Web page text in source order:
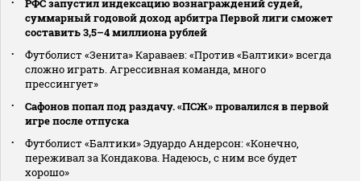
РФС запустил индексацию вознаграждений судей,
суммарный годовой доход арбитра Первой лиги сможет
составить 3,5–4 миллиона рублей
Футболист «Зенита» Караваев: «Против «Балтики» всегда
сложно играть. Агрессивная команда, много
прессингует»
Сафонов попал под раздачу. «ПСЖ» провалился в первой
игре после отпуска
Футболист «Балтики» Эдуардо Андерсон: «Конечно,
переживал за Кондакова. Надеюсь, с ним все будет
хорошо»